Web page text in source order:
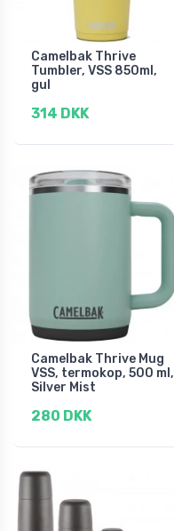
Camelbak Thrive
Tumbler, VSS 850ml,
gul
314 DKK
Camelbak Thrive Mug
VSS, termokop, 500 ml,
Silver Mist
280 DKK